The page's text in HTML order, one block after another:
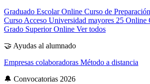
Graduado Escolar Online Curso de
Curso Acceso Universidad mayores 25 Online
Grado Superior Online Ver todos
🤝 Ayudas al alumnado
Empresas colaboradoras Método a distancia
🔔 Convocatorias 2026